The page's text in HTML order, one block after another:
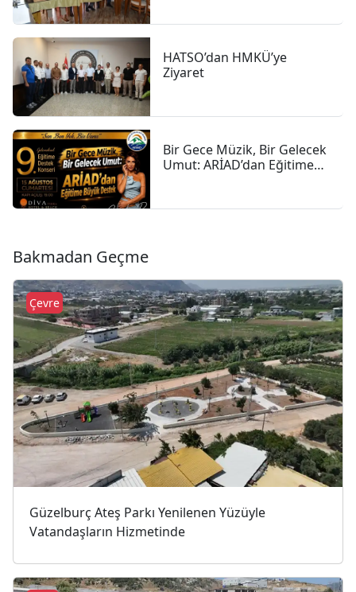
HATSO’dan HMKÜ’ye
Ziyaret
Bir Gece Müzik, Bir Gelecek
Umut: ARİAD’dan Eğitime
Bakmadan Geçme
Güzelburç Ateş Parkı Yenilenen Yüzüyle
Vatandaşların Hizmetinde
Çevre